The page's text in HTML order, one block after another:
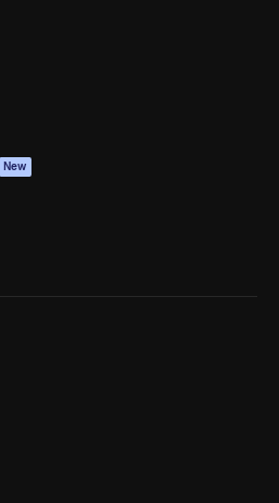
New